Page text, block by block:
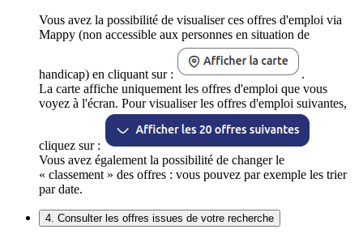
Vous avez la possibilité de visualiser ces offres d'emploi via
Mappy (non accessible aux personnes en situation de
handicap) en cliquant sur :
.
La carte affiche uniquement les offres d'emploi que vous
voyez à l'écran. Pour visualiser les offres d'emploi suivantes,
cliquez sur :
Vous avez également la possibilité de changer le
« classement » des offres : vous pouvez par exemple les trier
par date.
4. Consulter les offres issues de votre recherche